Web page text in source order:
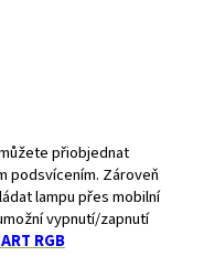
přiobjednat
podsvícením. Zároveň
lampu přes mobilní
vypnutí/zapnutí
RGB